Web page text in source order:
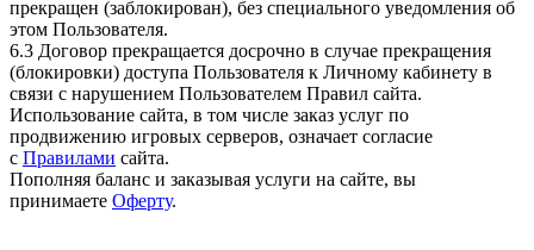
прекращен (заблокирован), без специального уведомления об
этом Пользователя.
6.3 Договор прекращается досрочно в случае прекращения
(блокировки) доступа Пользователя к Личному кабинету в
связи с нарушением Пользователем Правил сайта.
Использование сайта, в том числе заказ услуг по
продвижению игровых серверов, означает согласие
с Правилами сайта.
Пополняя баланс и заказывая услуги на сайте, вы
принимаете Оферту.